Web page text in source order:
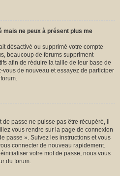
mais ne peux à présent plus me
désactivé ou supprimé votre compte
beaucoup de forums suppriment
afin de réduire la taille de leur base de
de nouveau et essayez de participer
passe ne puisse pas être récupéré, il
vous rendre sur la page de connexion
passe ». Suivez les instructions et vous
connecter de nouveau rapidement.
votre mot de passe, nous vous
du forum.